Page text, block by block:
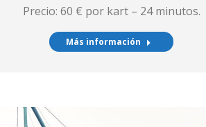
Precio: 60 € por kart – 24 minutos.
Más información